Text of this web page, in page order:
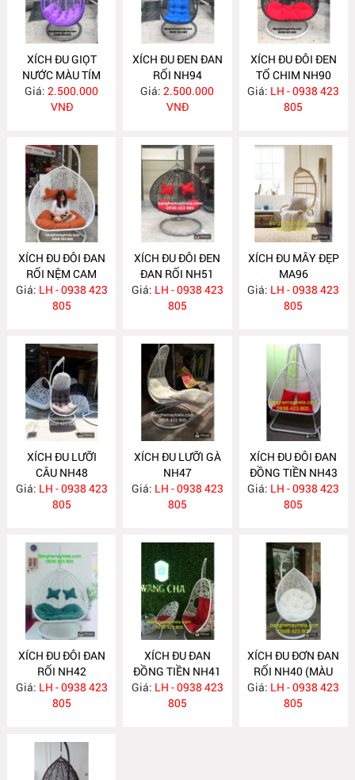
XÍCH ĐU GIỌT
NƯỚC MÀU TÍM
NH95
Giá:2.500.000
VNĐ
XÍCH ĐU ĐEN ĐAN
RỐI NH94
Giá:2.500.000
VNĐ
XÍCH ĐU ĐÔI ĐEN
TỔ CHIM NH90
Giá: LH - 0938 423
805
XÍCH ĐU ĐÔI ĐAN
RỐI NỆM CAM
ĐẤT NH73
Giá: LH - 0938 423
805
XÍCH ĐU ĐÔI ĐEN
ĐAN RỐI NH51
Giá: LH - 0938 423
805
XÍCH ĐU MÂY ĐẸP
MA96
Giá: LH - 0938 423
805
XÍCH ĐU LƯỠI
CÂU NH48
Giá: LH - 0938 423
805
XÍCH ĐU LƯỠI GÀ
NH47
Giá: LH - 0938 423
805
XÍCH ĐU ĐÔI ĐAN
ĐỒNG TIỀN NH43
Giá: LH - 0938 423
805
XÍCH ĐU ĐÔI ĐAN
RỐI NH42
Giá: LH - 0938 423
805
XÍCH ĐU ĐAN
ĐỒNG TIỀN NH41
Giá: LH - 0938 423
805
XÍCH ĐU ĐƠN ĐAN
RỐI NH40 (MÀU
TRẮNG)
Giá: LH - 0938 423
805